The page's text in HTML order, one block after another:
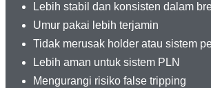
Lebih stabil dan konsisten dalam
Umur pakai lebih terjamin
Tidak merusak holder atau sistem
Lebih aman untuk sistem PLN
Mengurangi risiko false tripping